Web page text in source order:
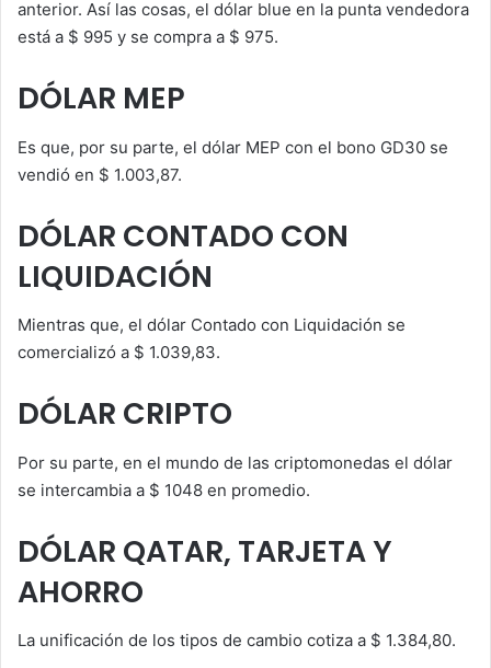
anterior. Así las cosas, el dólar blue en la punta vendedora
está a $ 995 y se compra a $ 975.
DÓLAR MEP
Es que, por su parte, el dólar MEP con el bono GD30 se
vendió en $ 1.003,87.
DÓLAR CONTADO CON
LIQUIDACIÓN
Mientras que, el dólar Contado con Liquidación se
comercializó a $ 1.039,83​.
DÓLAR CRIPTO
Por su parte, en el mundo de las criptomonedas el dólar
se intercambia a $ 1048 en promedio.
DÓLAR QATAR, TARJETA Y
AHORRO
La unificación de los tipos de cambio cotiza a $ 1.384,80.